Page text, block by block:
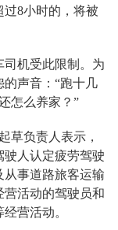
过8小时的，将被
司机受此限制。为
声音：“跑十几
怎么养家？”
草负责人表示，
人认定疲劳驾驶
从事道路旅客运输
营活动的驾驶员和
营活动。